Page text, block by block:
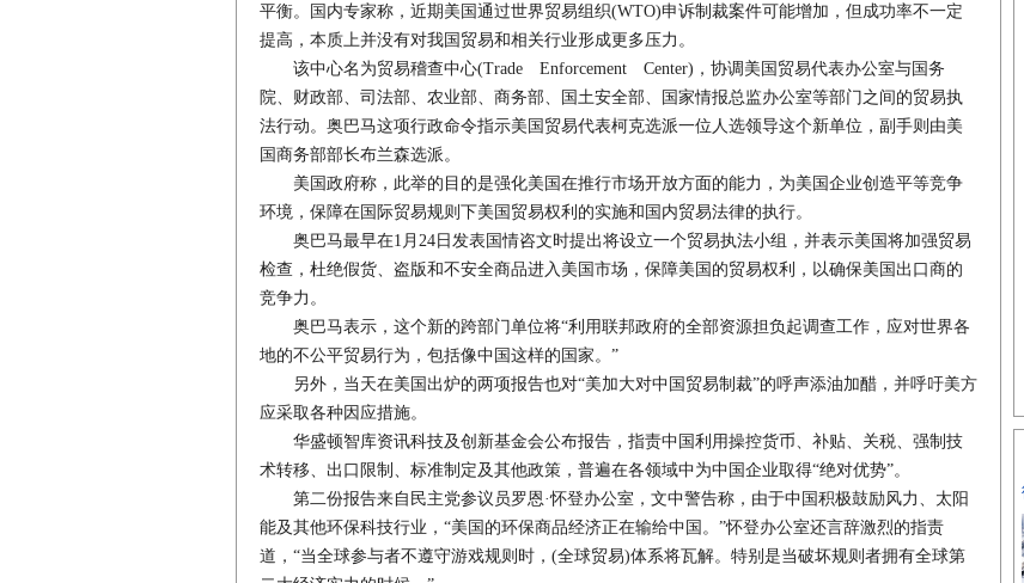
平衡。国内专家称，近期美国通过世界贸易组织(WTO)申诉制裁案件可能增加，但成功率不一定
提高，本质上并没有对我国贸易和相关行业形成更多压力。
该中心名为贸易稽查中心(Trade Enforcement Center)，协调美国贸易代表办公室与国务
院、财政部、司法部、农业部、商务部、国土安全部、国家情报总监办公室等部门之间的贸易执
法行动。奥巴马这项行政命令指示美国贸易代表柯克选派一位人选领导这个新单位，副手则由美
国商务部部长布兰森选派。
美国政府称，此举的目的是强化美国在推行市场开放方面的能力，为美国企业创造平等竞争
环境，保障在国际贸易规则下美国贸易权利的实施和国内贸易法律的执行。
奥巴马最早在1月24日发表国情咨文时提出将设立一个贸易执法小组，并表示美国将加强贸易
检查，杜绝假货、盗版和不安全商品进入美国市场，保障美国的贸易权利，以确保美国出口商的
竞争力。
奥巴马表示，这个新的跨部门单位将“利用联邦政府的全部资源担负起调查工作，应对世界各
地的不公平贸易行为，包括像中国这样的国家。”
另外，当天在美国出炉的两项报告也对“美加大对中国贸易制裁”的呼声添油加醋，并呼吁美方
应采取各种因应措施。
华盛顿智库资讯科技及创新基金会公布报告，指责中国利用操控货币、补贴、关税、强制技
术转移、出口限制、标准制定及其他政策，普遍在各领域中为中国企业取得“绝对优势”。
第二份报告来自民主党参议员罗恩·怀登办公室，文中警告称，由于中国积极鼓励风力、太阳
能及其他环保科技行业，“美国的环保商品经济正在输给中国。”怀登办公室还言辞激烈的指责
道，“当全球参与者不遵守游戏规则时，(全球贸易)体系将瓦解。特别是当破坏规则者拥有全球第